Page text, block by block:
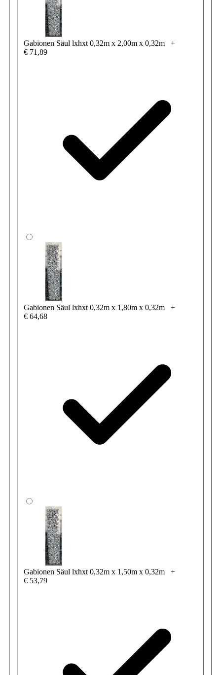
Gabionen Säul lxhxt 0,32m x 2,00m x 0,32m
+
€ 71,89
Gabionen Säul lxhxt 0,32m x 1,80m x 0,32m
+
€ 64,68
Gabionen Säul lxhxt 0,32m x 1,50m x 0,32m
+
€ 53,79